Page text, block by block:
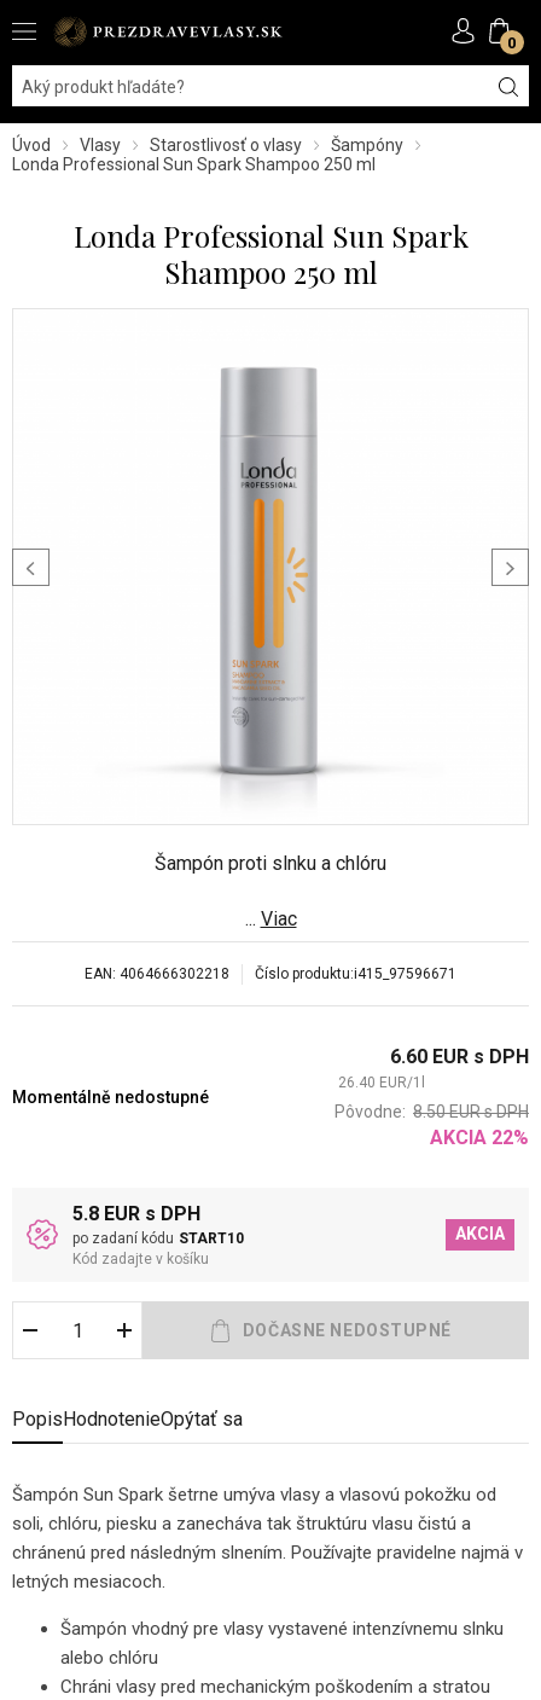
0
Úvod Vlasy Starostlivosť o vlasy
Šampóny
Londa Professional Sun Spark Shampoo 250 ml
Londa Professional Sun Spark
Shampoo 250 ml
Šampón proti slnku a chlóru
... Viac
EAN: 4064666302218 Číslo produktu:i415_97596671
Momentálně nedostupné
6.60 EUR s DPH
26.40 EUR/1
Pôvodne: 8.50EURs DPH
AKCIA 22%
5.8 EUR s DPH
po zadaní kódu START10
Kód zadajte v košíku
AKCIA
Popis HodnotenieOpýtať sa
Šampón Sun Spark šetrne umýva vlasy a vlasovú pokožku od
soli, chlóru, piesku a zanecháva tak štruktúru vlasu čistú a
chránenú pred následným slnením. Používajte pravidelne najmä v
letných mesiacoch.
Šampón vhodný pre vlasy vystavené intenzívnemu slnku
alebo chlóru
Chráni vlasy pred mechanickým poškodením a stratou